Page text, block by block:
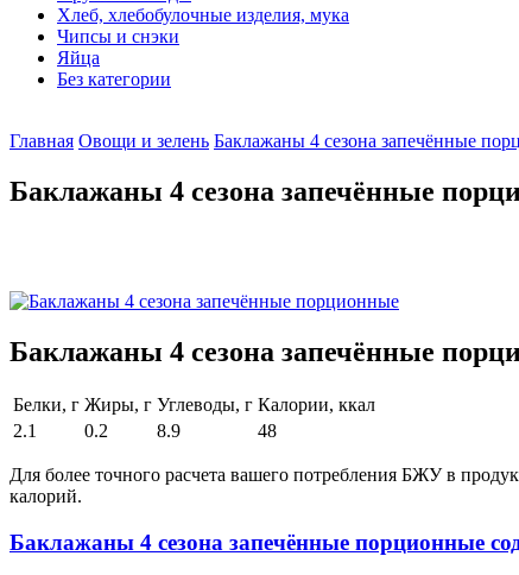
Хлеб, хлебобулочные изделия, мука
Чипсы и снэки
Яйца
Без категории
Главная Овощи и зелень Баклажаны 4 сезона запечённые
Баклажаны 4 сезона запечённые
Баклажаны 4 сезона запечённые
Белки, г Жиры, г Углеводы, г Калории, ккал
2.1
0.2 8.9 48
Для более точного расчета вашего потребления БЖУ в
калорий.
Баклажаны 4 сезона запечённые порционные